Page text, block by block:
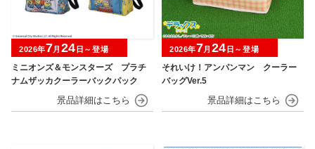
ミニオンズ＆モンスターズ プラチ
ナムザッカクーラーバックパック
2026年7月 24 日～登場
それいけ！アンパンマン クーラー
バッグVer.5
2026年7月 24 日～登場